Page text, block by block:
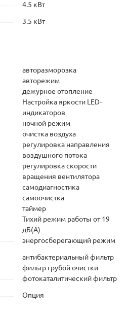
4.5 кВт
3.5 кВт
авторазморозка
авторежим
дежурное отопление
Настройка яркости LED-
индикаторов
ночной режим
очистка воздуха
регулировка направления
воздушного потока
регулировка скорости
вращения вентилятора
самодиагностика
самоочистка
таймер
Тихий режим работы от 19
дБ(А)
энергосберегающий режим
антибактериальный фильтр
фильтр грубой очистки
фотокаталитический фильтр
Опция